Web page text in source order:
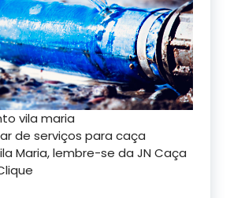
vila maria
de serviços para caça
Maria, lembre-se da JN Caça